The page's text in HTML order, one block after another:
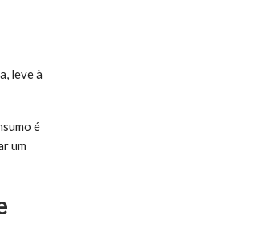
leve à
é
um